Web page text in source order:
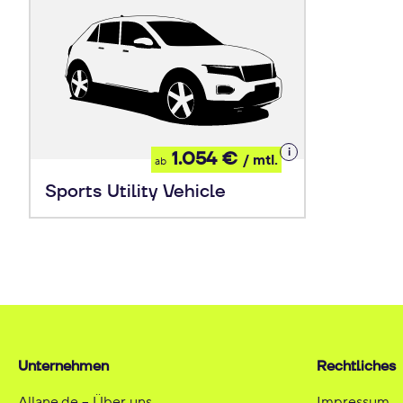
Sports Utility Vehicle
ab 1.054 € / mtl.
Details
zum
Unternehmen Rechtliches